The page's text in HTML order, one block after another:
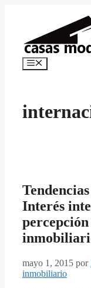
Menú
Interés
mayo 1, 2015 por
inmobiliario